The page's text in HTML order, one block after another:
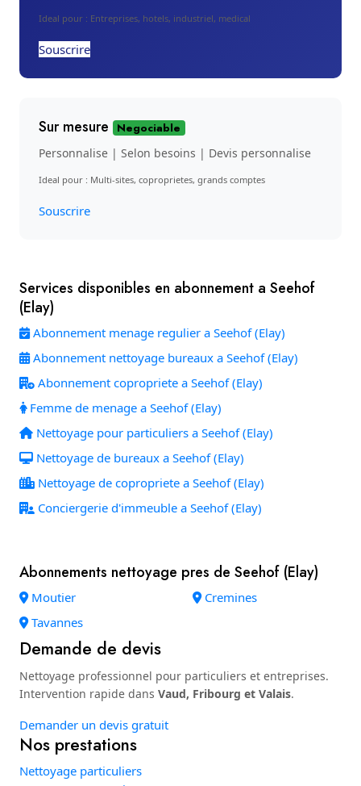
Ideal pour : Entreprises, hotels, industriel, medical
Souscrire
Sur mesure
Negociable
Personnalise | Selon besoins | Devis personnalise
Ideal pour : Multi-sites, coproprietes, grands comptes
Souscrire
Services disponibles en abonnement a Seehof
(Elay)
Abonnement menage regulier a Seehof (Elay)
Abonnement nettoyage bureaux a Seehof (Elay)
Abonnement copropriete a Seehof (Elay)
Femme de menage a Seehof (Elay)
Nettoyage pour particuliers a Seehof (Elay)
Nettoyage de bureaux a Seehof (Elay)
Nettoyage de copropriete a Seehof (Elay)
Conciergerie d'immeuble a Seehof (Elay)
Abonnements nettoyage pres de Seehof (Elay)
Moutier
Cremines
Tavannes
Demande de devis
Nettoyage professionnel pour particuliers et entreprises.
Intervention rapide dans Vaud, Fribourg et Valais.
Demander un devis gratuit
Nos prestations
Nettoyage particuliers